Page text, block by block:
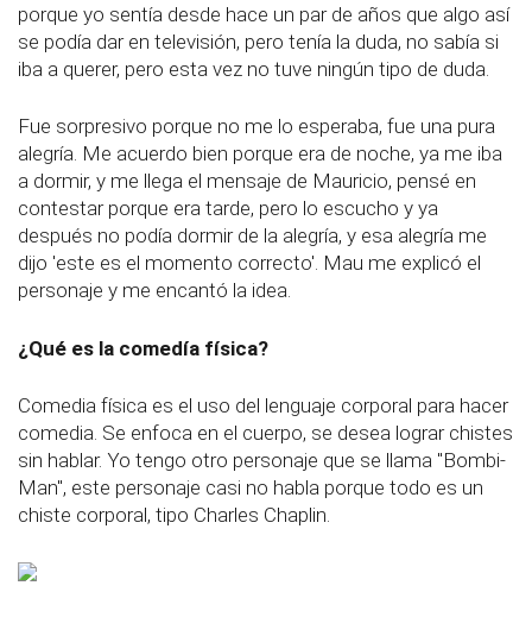
porque yo sentía desde hace un par de años que algo así
se podía dar en televisión, pero tenía la duda, no sabía si
iba a querer, pero esta vez no tuve ningún tipo de duda.
Fue sorpresivo porque no me lo esperaba, fue una pura
alegría. Me acuerdo bien porque era de noche, ya me iba
a dormir, y me llega el mensaje de Mauricio, pensé en
contestar porque era tarde, pero lo escucho y ya
después no podía dormir de la alegría, y esa alegría me
dijo 'este es el momento correcto'. Mau me explicó el
personaje y me encantó la idea.
¿Qué es la comedía física?
Comedia física es el uso del lenguaje corporal para hacer
comedia. Se enfoca en el cuerpo, se desea lograr chistes
sin hablar. Yo tengo otro personaje que se llama "Bombi-
Man", este personaje casi no habla porque todo es un
chiste corporal, tipo Charles Chaplin.